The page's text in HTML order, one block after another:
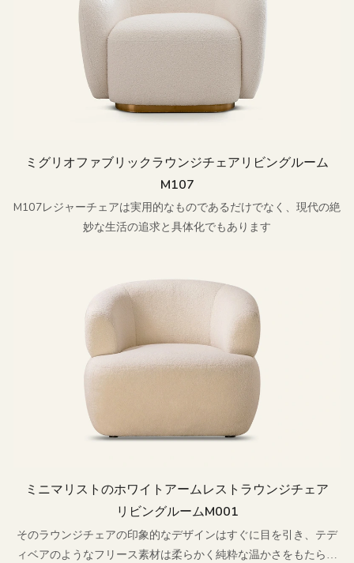
ミグリオファブリックラウンジチェアリビングルーム
M107
M107レジャーチェアは実用的なものであるだけでなく、現代の絶
妙な生活の追求と具体化でもあります
ミニマリストのホワイトアームレストラウンジチェア
リビングルームm001
そのラウンジチェアの印象的なデザインはすぐに目を引き、テデ
ィベアのようなフリース素材は柔らかく純粋な温かさをもたらし